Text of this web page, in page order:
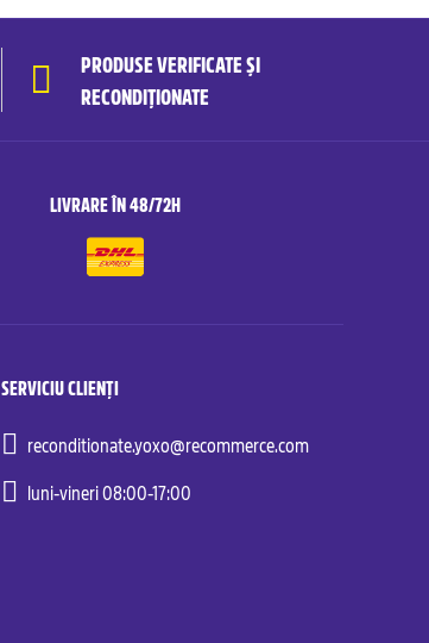
PRODUSE VERIFICATE ȘI
RECONDIȚIONATE
LIVRARE ÎN 48/72H
SERVICIU CLIENȚI
reconditionate.yoxo@recommerce.com
luni-vineri 08:00-17:00